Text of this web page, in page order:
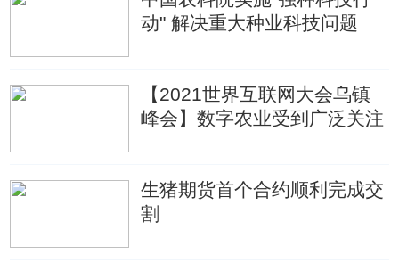
动" 解决重大种业科技问题
【2021世界互联网大会乌镇
峰会】数字农业受到广泛关注
生猪期货首个合约顺利完成交
割